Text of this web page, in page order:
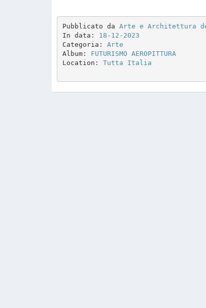
Pubblicato da Arte e Architettura
In data: 18-12-2023
Categoria: Arte
Album: FUTURISMO AEROPITTURA
Location: Tutta Italia